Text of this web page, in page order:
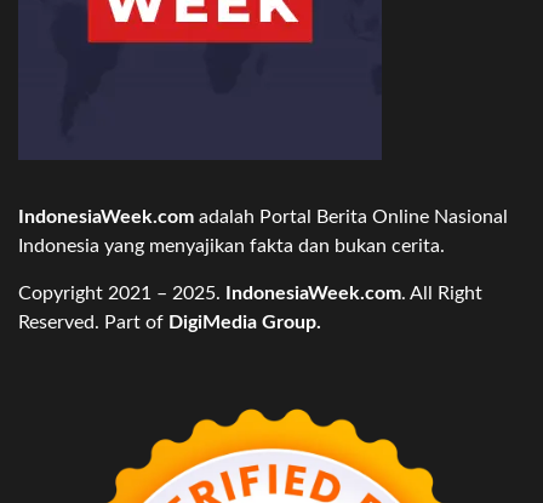
IndonesiaWeek.com adalah Portal Berita Online Nasional
Indonesia yang menyajikan fakta dan bukan cerita.
Copyright 2021 – 2025. IndonesiaWeek.com. All Right
Reserved. Part of DigiMedia Group.